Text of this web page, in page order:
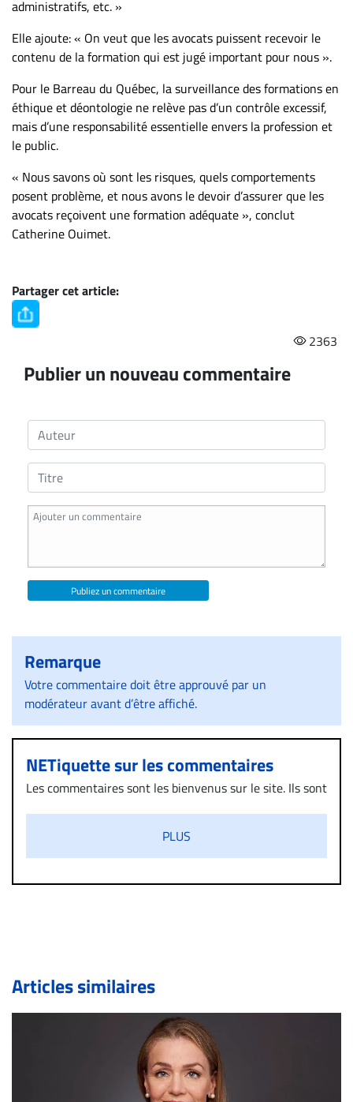
administratifs, etc. »
Elle ajoute: « On veut que les avocats puissent recevoir le
contenu de la formation qui est jugé important pour nous ».
Pour le Barreau du Québec, la surveillance des formations en
éthique et déontologie ne relève pas d’un contrôle excessif,
mais d’une responsabilité essentielle envers la profession et
le public.
« Nous savons où sont les risques, quels comportements
posent problème, et nous avons le devoir d’assurer que les
avocats reçoivent une formation adéquate », conclut
Catherine Ouimet.
Partager cet article:
2363
Publier un nouveau commentaire
Publiez un commentaire
Remarque
Votre commentaire doit être approuvé par un
modérateur avant d’être affiché.
NETiquette sur les commentaires
Les commentaires sont les bienvenus sur le site. Ils sont
diffamatoire. Si malgré cette politique de modération,
un commentaire publié sur le site vous dérange, prenez
immédiatement contact par courriel (info@droit-
de validation, un droit de réponse.
Bien à vous,
La Rédaction de Droit-inc.com
PLUS
Articles similaires